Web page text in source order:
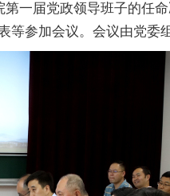
一届党政领导班子的任
参加会议。会议由党委